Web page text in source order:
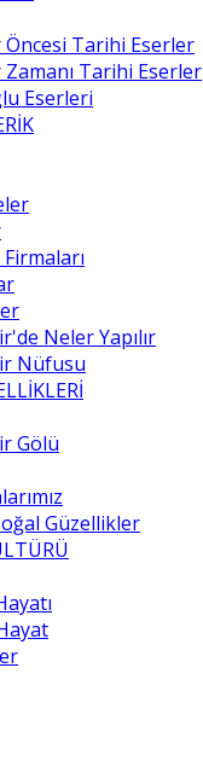
Tarihi Eserler
Tarihi Eserler
Eserleri
Neler Yapılır
Nüfusu
Gölü
Güzellikler